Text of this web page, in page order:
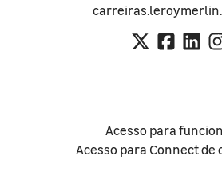
Acesso para
Acesso para Connect de